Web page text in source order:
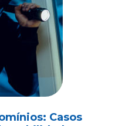
Casos
e
de Medidas
prejuízo de R$ 30
de 17 anos que